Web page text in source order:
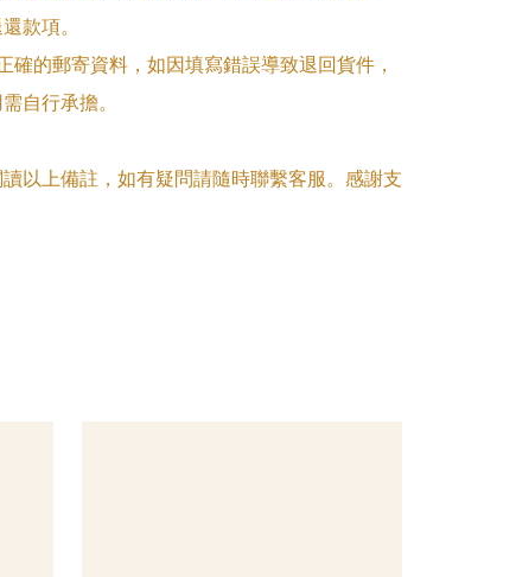
款項。
確的郵寄資料，如因填寫錯誤導致退回貨件，
自行承擔。
以上備註，如有疑問請隨時聯繫客服。感謝支